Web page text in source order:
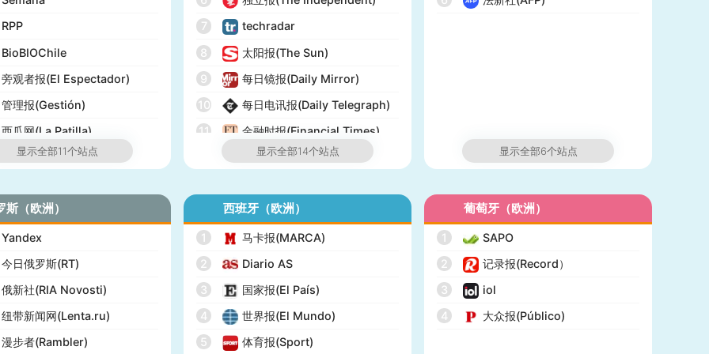
RPP
BioBIOChile
旁观者报(El Espectador)
管理报(Gestión)
西瓜网(La Patilla)
显示全部11个站点
7
techradar
8
太阳报(The Sun)
9
每日镜报(Daily Mirror)
10
每日电讯报(Daily Telegraph)
11
金融时报(Financial Times)
经济学人(The Economist)
英国UK榜(Official Charts)
显示全部14个站点 显示全部6个站点
斯（欧洲）
Yandex
今日俄罗斯(RT)
俄新社(RIA Novosti)
纽带新闻网(Lenta.ru)
漫步者(Rambler)
西班牙（欧洲）
1
马卡报(MARCA)
2
Diario AS
3
国家报(El País)
4
世界报(El Mundo)
5
体育报(Sport)
葡萄牙（欧洲）
1
SAPO
2
记录报(Record）
3
iol
4
大众报(Público)